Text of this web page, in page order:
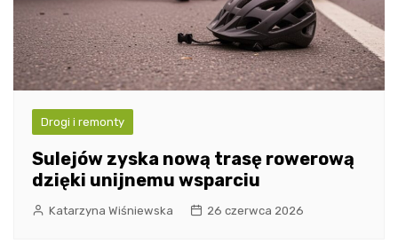
Drogi i remonty
Sulejów zyska nową trasę rowerową
dzięki unijnemu wsparciu
Katarzyna Wiśniewska 26 czerwca 2026